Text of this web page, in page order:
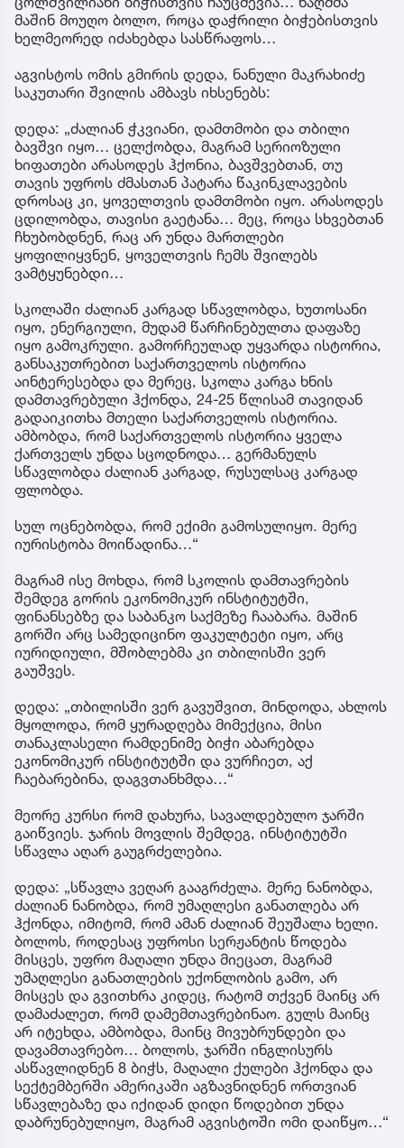
მაშინ მოუღო ბოლო, როცა დაჭრილი ბიჭებისთვის
ხელმეორედ იძახებდა სასწრაფოს…
აგვისტოს ომის გმირის დედა, ნანული მაკრახიძე
საკუთარი შვილის ამბავს იხსენებს:
დედა: „ძალიან ჭკვიანი, დამთმობი და თბილი
ბავშვი იყო… ცელქობდა, მაგრამ სერიოზული
ხიფათები არასოდეს ჰქონია, ბავშვებთან, თუ
თავის უფროს ძმასთან პატარა წაკინკლავების
დროსაც კი, ყოველთვის დამთმობი იყო. არასოდეს
ცდილობდა, თავისი გაეტანა… მეც, როცა სხვებთან
ჩხუბობდნენ, რაც არ უნდა მართლები
ყოფილიყვნენ, ყოველთვის ჩემს შვილებს
ვამტყუნებდი…
სკოლაში ძალიან კარგად სწავლობდა, ხუთოსანი
იყო, ენერგიული, მუდამ წარჩინებულთა დაფაზე
იყო გამოკრული. გამორჩეულად უყვარდა ისტორია,
განსაკუთრებით საქართველოს ისტორია
აინტერესებდა და მერეც, სკოლა კარგა ხნის
დამთავრებული ჰქონდა, 24-25 წლისამ თავიდან
გადაიკითხა მთელი საქართველოს ისტორია.
ამბობდა, რომ საქართველოს ისტორია ყველა
ქართველს უნდა სცოდნოდა… გერმანულს
სწავლობდა ძალიან კარგად, რუსულსაც კარგად
ფლობდა.
სულ ოცნებობდა, რომ ექიმი გამოსულიყო. მერე
იურისტობა მოიწადინა…“
მაგრამ ისე მოხდა, რომ სკოლის დამთავრების
შემდეგ გორის ეკონომიკურ ინსტიტუტში,
ფინანსებზე და საბანკო საქმეზე ჩააბარა. მაშინ
გორში არც სამედიცინო ფაკულტეტი იყო, არც
იურიდიული, მშობლებმა კი თბილისში ვერ
გაუშვეს.
დედა: „თბილისში ვერ გავუშვით, მინდოდა, ახლოს
მყოლოდა, რომ ყურადღება მიმექცია, მისი
თანაკლასელი რამდენიმე ბიჭი აბარებდა
ეკონომიკურ ინსტიტუტში და ვურჩიეთ, აქ
ჩაებარებინა, დაგვთანხმდა…“
მეორე კურსი რომ დახურა, სავალდებულო ჯარში
გაიწვიეს. ჯარის მოვლის შემდეგ, ინსტიტუტში
სწავლა აღარ გაუგრძელებია.
დედა: „სწავლა ვეღარ გააგრძელა. მერე ნანობდა,
ძალიან ნანობდა, რომ უმაღლესი განათლება არ
ჰქონდა, იმიტომ, რომ ამან ძალიან შეუშალა ხელი.
ბოლოს, როდესაც უფროსი სერჟანტის წოდება
მისცეს, უფრო მაღალი უნდა მიეცათ, მაგრამ
უმაღლესი განათლების უქონლობის გამო, არ
მისცეს და გვითხრა კიდეც, რატომ თქვენ მაინც არ
დამაძალეთ, რომ დამემთავრებინაო. გულს მაინც
არ იტეხდა, ამბობდა, მაინც მივუბრუნდები და
დავამთავრებო… ბოლოს, ჯარში ინგლისურს
ასწავლიდნენ 8 ბიჭს, მაღალი ქულები ჰქონდა და
სექტემბერში ამერიკაში აგზავნიდნენ ორთვიან
სწავლებაზე და იქიდან დიდი წოდებით უნდა
დაბრუნებულიყო, მაგრამ აგვისტოში ომი დაიწყო…“